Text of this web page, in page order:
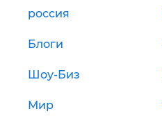
россия
Блоги
Шоу-Биз
Мир